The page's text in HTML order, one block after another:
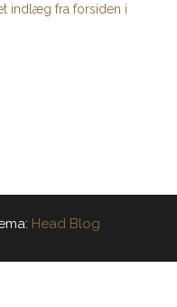
indlæg fra forsiden i
Head Blog